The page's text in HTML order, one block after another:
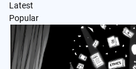
Latest
Popular